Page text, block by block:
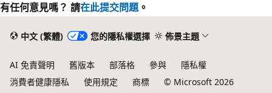
有任何意見嗎？ 請在此提交問題。
中文 (繁體) 您的隱私權選擇 佈景主題
AI 免責聲明 舊版本 部落格 參與
隱私權
消費者健康隱私
使用規定 商標 © Microsoft 2026